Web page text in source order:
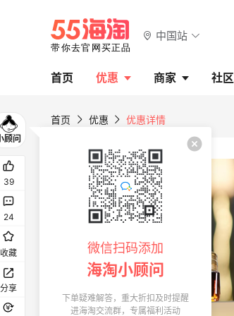
中国站
首页 优惠 商家 社区
首页 优惠 优惠详情
39
24
收藏
分享
微信扫码添加
海淘小顾问
下单疑难解答，重大折扣及时提醒
进海淘交流群，专属福利活动